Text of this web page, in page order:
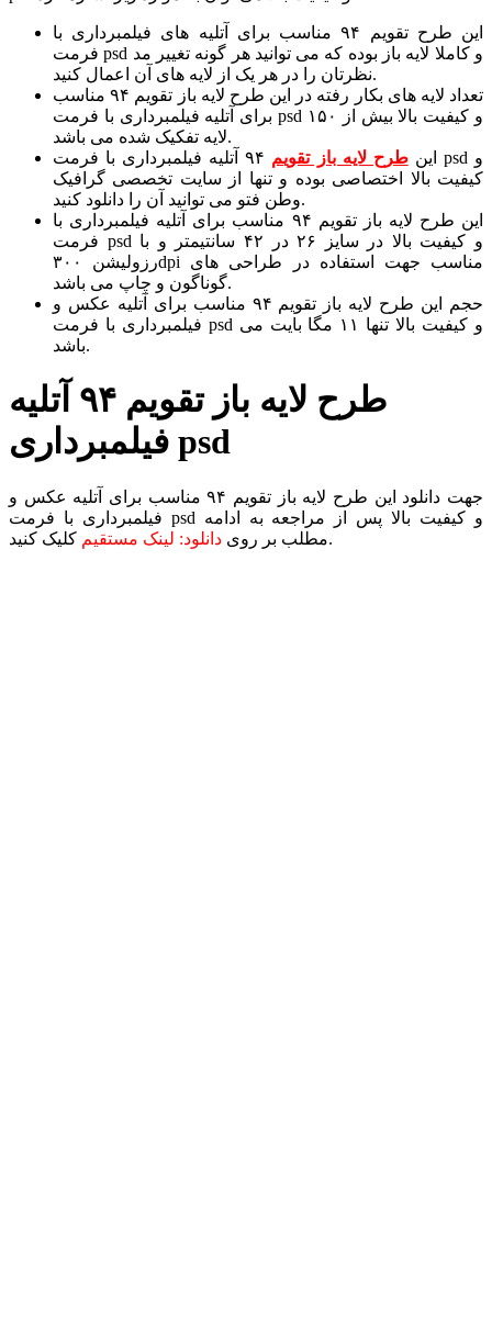
این طرح تقویم ۹۴ مناسب برای آتلیه های فیلمبرداری با
فرمت psd و کاملا لایه باز بوده که می توانید هر گونه تغییر مد
نظرتان را در هر یک از لایه های آن اعمال کنید.
تعداد لایه های بکار رفته در این طرح لایه باز تقویم ۹۴ مناسب
برای آتلیه فیلمبرداری با فرمت psd و کیفیت بالا بیش از ۱۵۰
لایه تفکیک شده می باشد.
اینطرح لایه باز تقویم
۹۴ آتلیه فیلمبرداری با فرمت psd و
کیفیت بالا اختصاصی بوده و تنها از سایت تخصصی گرافیک
وطن فتو می توانید آن را دانلود کنید.
این طرح لایه باز تقویم ۹۴ مناسب برای آتلیه فیلمبرداری با
فرمت psd و کیفیت بالا در سایز ۲۶ در ۴۲ سانتیمتر و با
رزولیشن ۳۰۰dpi مناسب جهت استفاده در طراحی های
گوناگون و چاپ می باشد.
حجم این طرح لایه باز تقویم ۹۴ مناسب برای آتلیه عکس و
فیلمبرداری با فرمت psd و کیفیت بالا تنها ۱۱ مگا بایت می
باشد.
طرح لایه باز تقویم ۹۴ آتلیه
فیلمبرداری psd
جهت دانلود این طرح لایه باز تقویم ۹۴ مناسب برای آتلیه عکس و
فیلمبرداری با فرمت psd و کیفیت بالا پس از مراجعه به ادامه
مطلب بر روی دانلود: لینک مستقیم کلیک کنید.